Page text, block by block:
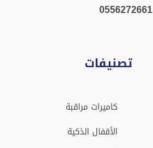
0556272661
تصنيفات
كاميرات مراقبة
الأقفال الذكية